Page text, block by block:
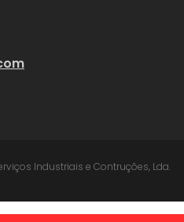
Industriais e Contruções, Lda.